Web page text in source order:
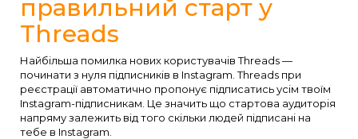
правильний старт у
Threads
Найбільша помилка нових користувачів Threads —
починати з нуля підписників в Instagram. Threads при
реєстрації автоматично пропонує підписатись усім твоїм
Instagram-підписникам. Це значить що стартова аудиторія
напряму залежить від того скільки людей підписані на
тебе в Instagram.